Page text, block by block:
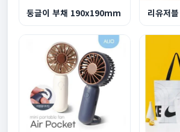
둥글이 부채 190x190mm